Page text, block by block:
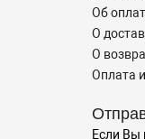
Об
О
О
Оплата
Если Вы